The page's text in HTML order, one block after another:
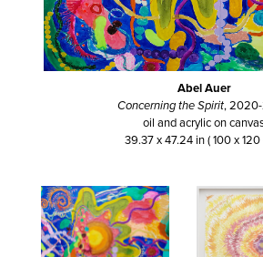
Abel Auer
Concerning the Spirit,
oil and acrylic on
39.37 x 47.24 in ( 100 x 120